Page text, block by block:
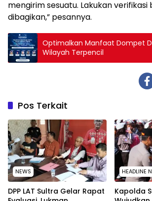
mengirim sesuatu. Lakukan
dibagikan,” pesannya.
Optimalkan Manfaat Dompet
Wilayah Terpencil
Pos Terkait
NEWS
‎DPP LAT Sultra Gelar Rapat
HEADLINE
Kapolda